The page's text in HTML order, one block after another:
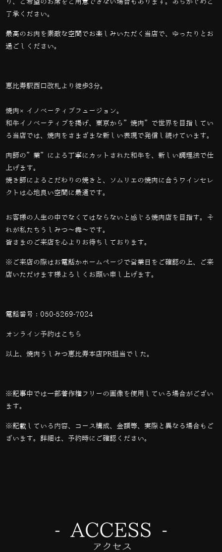
り、ご希望のお席をご用意できない場合もあります。あらかじめご
了承ください。
最高のお肉を素敵な空間でお楽しみいただく当店で、ゆったりとお
過ごしください。
恵比寿駅西口改札より徒歩3分。
焼肉×イノベーティブフュージョン。
和牛イノベーティブを掲げ、東京から”焼肉”で世界を目指してい
る当店では、焼肉をさまざまな新しい表現で発信し続けています。
肉師の”業”による丁寧にカットされた和牛を、新しい調理法で仕
上げます。
焼き師によるこだわりの焼きと、ソムリエの焼肉に合うワインセレ
クトは心地良い空間に最適です。
お客様の人生の中でなくてはならないと感じる焼肉店を目指す。そ
れが私たちうしみつ～犇～です。
皆さまのご来店を心よりお待ちしております。
※ご来店の際はお電話かホームページで営業日をご確認の上、ご来
店いただけます様よろしくお願い申し上げます。
電話番号： 050-5269-7024
オンライン予約は こちら
以上、焼肉うしみつ恵比寿本店PR担当でした。
※記事中では一部著作権フリーの画像を使用している場合がござい
ます。
※記載している内容、コース構成、金額等、実際と異なる場合もご
ざいます。詳細は、予約時にご確認ください。